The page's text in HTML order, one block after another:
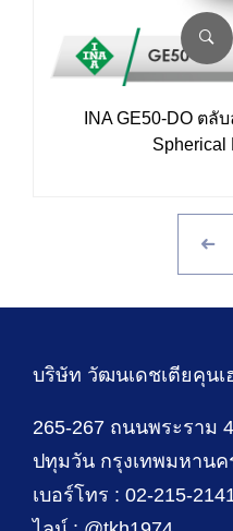
INA GE50-DO ต
Spherical
บริษัท วัฒนเดชเตียคุนเ
265-267 ถนนพระราม
ปทุมวัน กรุงเทพมหานค
เบอร์โทร : 02-215-